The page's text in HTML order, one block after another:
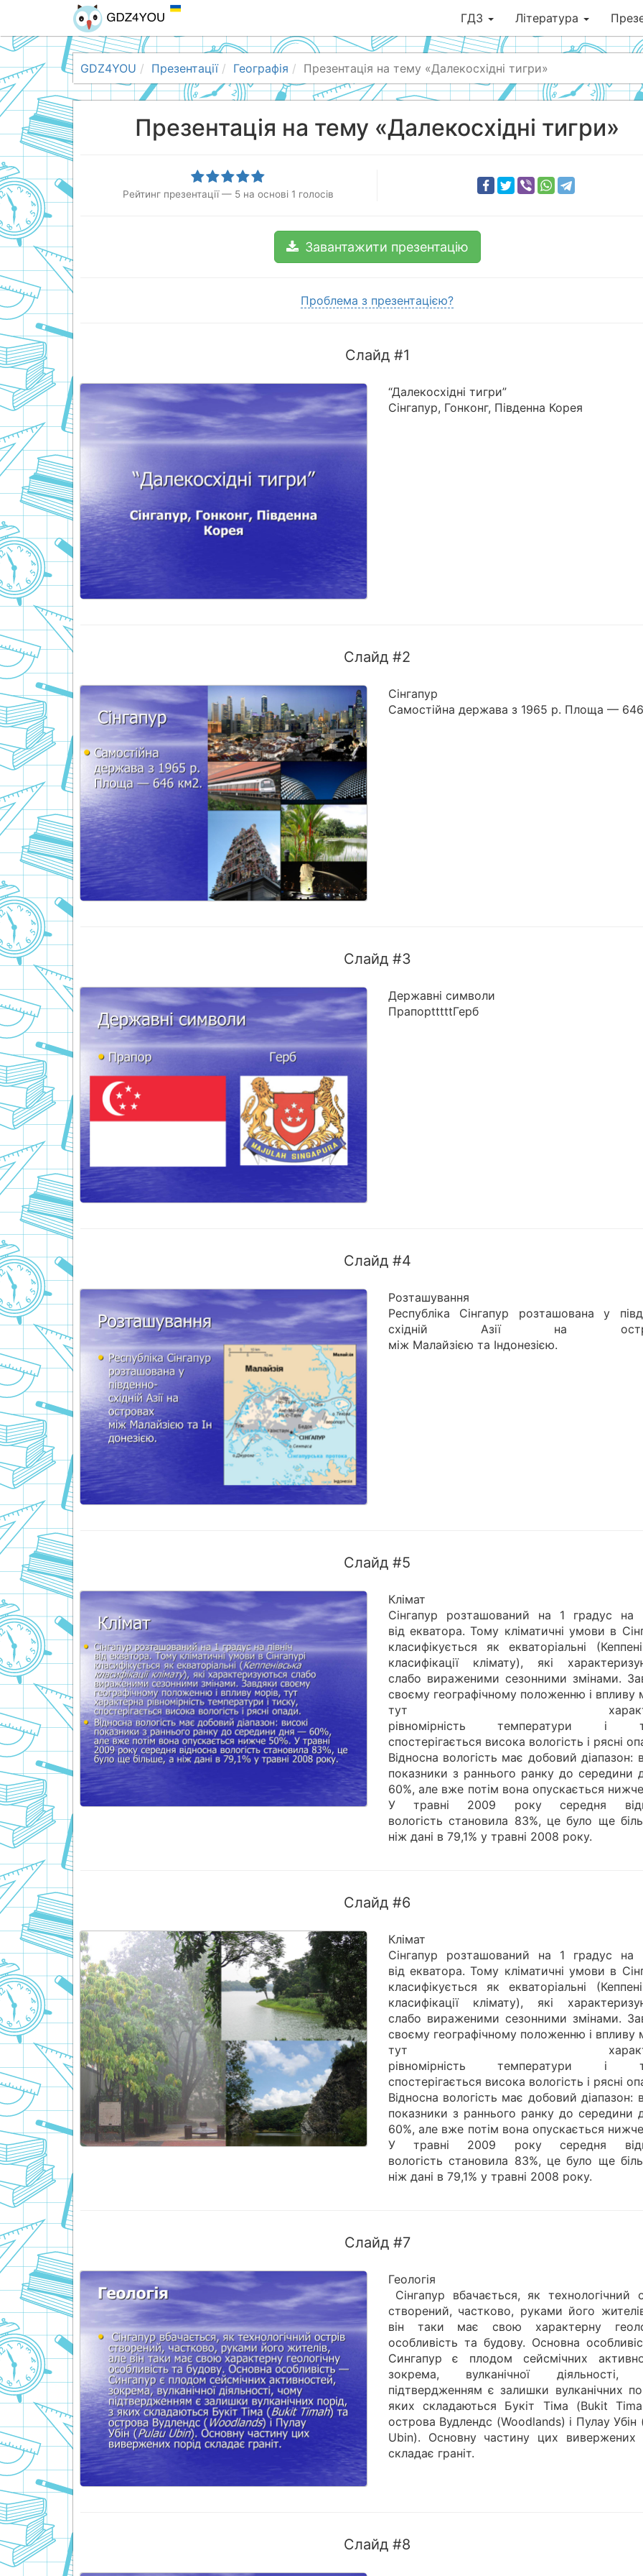
ГДЗ Література
GDZ4YOU Презентації Географія Презентація на тему «Далекосхідні тигри»
Презентація на тему «Далекосхідні тигри»
Рейтинг презентації — 5 на основі 1 голосів
Завантажити презентацію
Проблема з презентацією?
Слайд #1
“Далекосхідні тигри”
Сінгапур, Гонконг, Південна Корея
Слайд #2
Сінгапур
Самостійна держава з 1965 р. Площа —
Слайд #3
Державні символи
ПрапорtttttГерб
Слайд #4
Розташування
Республіка Сінгапур розташована у
східній Азії на
між Малайзією та Індонезією.
Слайд #5
Клімат
Сінгапур розташований на 1 градус на
від екватора. Тому кліматичні умови в
класифікується як екваторіальні
класифікації клімату), які
слабо вираженими сезонними змінами.
своєму географічному положенню і впливу
тут
рівномірність температури і
спостерігається висока вологість і рясні
Відносна вологість має добовий діапазон:
показники з раннього ранку до середини
60%, але вже потім вона опускається
У травні 2009 року середня
вологість становила 83%, це було ще
ніж дані в 79,1% у травні 2008 року.
Слайд #6
Клімат
Сінгапур розташований на 1 градус на
від екватора. Тому кліматичні умови в
класифікується як екваторіальні
класифікації клімату), які
слабо вираженими сезонними змінами.
своєму географічному положенню і впливу
тут
рівномірність температури і
спостерігається висока вологість і рясні
Відносна вологість має добовий діапазон:
показники з раннього ранку до середини
60%, але вже потім вона опускається
У травні 2009 року середня
вологість становила 83%, це було ще
ніж дані в 79,1% у травні 2008 року.
Слайд #7
Геологія
Сінгапур вбачається, як технологічний
створений, частково, руками його
він таки має свою характерну
особливість та будову. Основна
Сингапур є плодом сейсмічних
зокрема, вулканічної діяльності,
підтвердженням є залишки вулканічних
яких складаються Букіт Тіма (Bukit
острова Вудлендс (Woodlands) і Пулау Убін
Ubin). Основну частину цих вивержених
складає граніт.
Слайд #8